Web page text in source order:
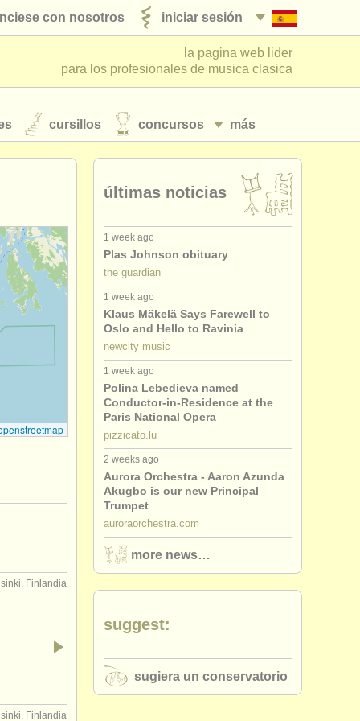
iniciar sesión
con nosotros
la pagina web lider
para los profesionales de musica clasica
más
cursillos concursos
Finlandia
Finlandia
últimas noticias
1 week ago
Plas Johnson obituary
the guardian
1 week ago
Klaus Mäkelä Says Farewell to
Oslo and Hello to Ravinia
newcity music
1 week ago
Polina Lebedieva named
Conductor-in-Residence at the
Paris National Opera
pizzicato.lu
2 weeks ago
Aurora Orchestra - Aaron Azunda
Akugbo is our new Principal
Trumpet
auroraorchestra.com
more news…
suggest:
sugiera un conservatorio